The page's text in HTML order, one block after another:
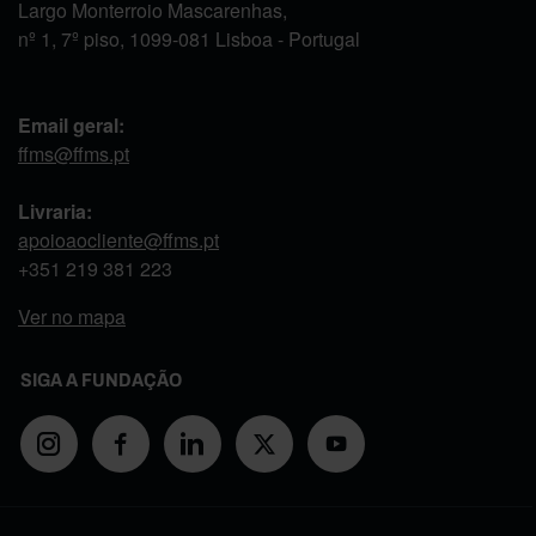
Largo Monterroio Mascarenhas,
nº 1, 7º piso, 1099-081 Lisboa - Portugal
Email geral:
ffms@ffms.pt
Livraria:
apoioaocliente@ffms.pt
+351 219 381 223
Ver no mapa
SIGA A FUNDAÇÃO